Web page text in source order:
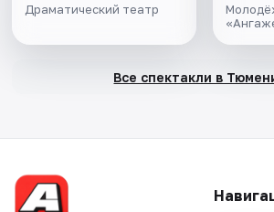
Драматический театр
Все спектакли в